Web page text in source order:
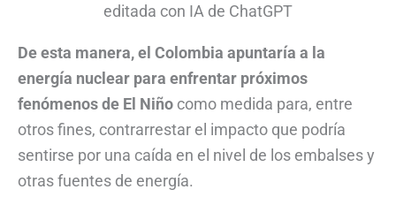
editada con IA de ChatGPT
De esta manera, el Colombia apuntaría a la
energía nuclear para enfrentar próximos
fenómenos de El Niño como medida para, entre
otros fines, contrarrestar el impacto que podría
sentirse por una caída en el nivel de los embalses y
otras fuentes de energía.